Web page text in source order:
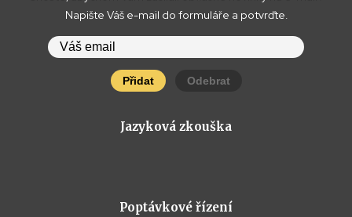
Napište Váš e-mail do formuláře a potvrďte.
Přidat Odebrat
Jazyková zkouška
Poptávkové řízení